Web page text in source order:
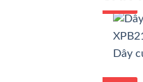
Dây